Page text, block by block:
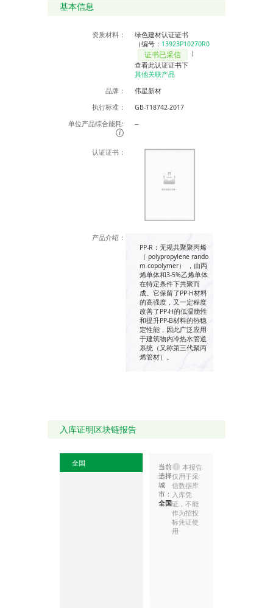
基本信息
资质材料：
绿色建材认证证书
（编号： 13923P10270R0
证书已采信
）
查看此认证证书下
其他关联产品
品牌：
伟星新材
执行标准：
GB-T18742-2017
单位产品综合能耗:
--
认证证书：
产品介绍：
PP-R：无规共聚聚丙烯
（ polypropylene rando
m copolymer） ，由丙
烯单体和3-5%乙烯单体
在特定条件下共聚而
成。它保留了PP-H材料
的高强度，又一定程度
改善了PP-H的低温脆性
和提升PP-B材料的热稳
定性能，因此广泛应用
于建筑物内冷热水管道
系统（又称第三代聚丙
烯管材）。
入库证明区块链报告
全国
当前
选择
城
市：
全国
本报告
仅用于采
信数据库
入库凭
证，不能
作为招投
标凭证使
用